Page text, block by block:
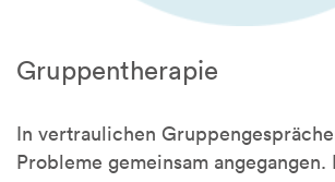
Gruppentherapie
In vertraulichen
Probleme gemeinsam angegangen.